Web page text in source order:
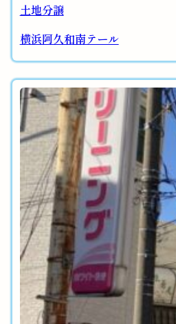
土地分譲
横浜阿久和南テール